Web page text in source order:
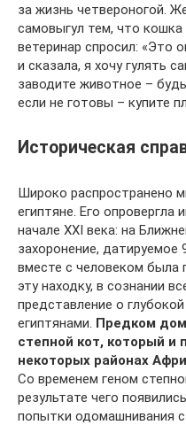
за жизнь четвероногой.
самовыгул тем, что
ветеринар спросил: «Это
и сказала, я хочу гулять
заводите животное –
если не готовы – купите
Историческая
Широко распространено
египтяне. Его опровергла
начале XXI века: на
захоронение, датируемое
вместе с человеком была
эту находку, в сознании
представление о
египтянами. Предком
степной кот, который и
некоторых районах
Со временем геном
результате чего
попытки одомашнивания